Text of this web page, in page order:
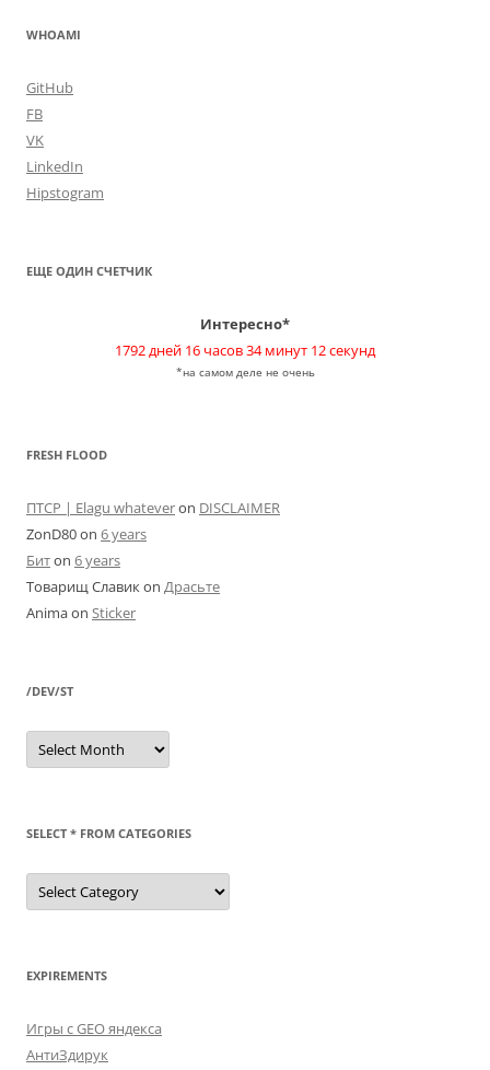
WHOAMI
GitHub
FB
VK
LinkedIn
Hipstogram
ЕЩЕ ОДИН СЧЕТЧИК
Интересно*
1792 дней 16 часов 34 минут 12 секунд
*на самом деле не очень
FRESH FLOOD
ПТСР | Elagu whateveron DISCLAIMER
ZonD80on 6 years
Битon 6 years
Товарищ Славикon Драсьте
Animaon Sticker
/DEV/ST
/dev/st
SELECT * FROM CATEGORIES
SELECT
FROM
EXPIREMENTS
Игры с GEO яндекса
АнтиЗдирук